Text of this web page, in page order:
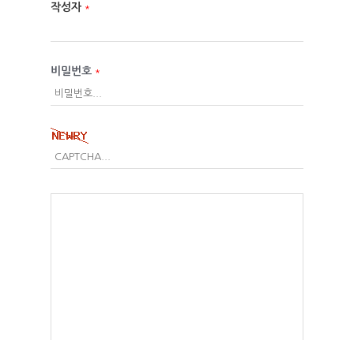
작성자 *
비밀번호 *